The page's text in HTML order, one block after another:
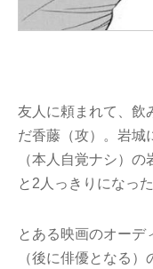
友人に頼まれて、飲
だ香藤（攻）。岩城
（本人自覚ナシ）
と2人っきりになっ
とある映画のオーデ
（後に俳優となる